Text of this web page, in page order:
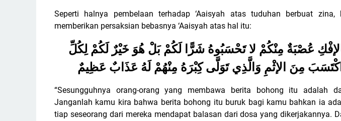
Seperti halnya pembelaan terhadap ‘Aaisyah atas tuduhan berbuat zina,
memberikan persaksian bebasnya ‘Aaisyah atas hal itu:
عُصْبَةٌ مِنْكُمْ لا تَحْسَبُوهُ شَرًّا لَكُمْ بَلْ هُوَ خَيْرٌ لَكُمْ لِكُلِّ
مِنَ الإثْمِ وَالَّذِي تَوَلَّى كِبْرَهُ مِنْهُمْ لَهُ عَذَابٌ عَظِيمٌ
“Sesungguhnya orang-orang yang membawa berita bohong itu adalah
Janganlah kamu kira bahwa berita bohong itu buruk bagi kamu bahkan ia
tiap seseorang dari mereka mendapat balasan dari dosa yang dikerjakannya.